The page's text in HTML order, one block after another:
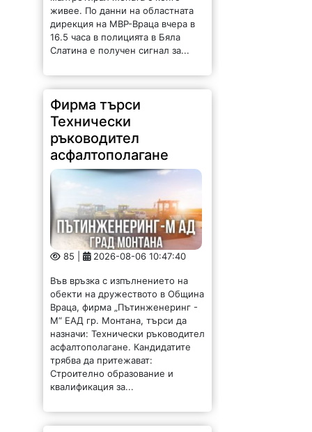
живее. По данни на областната
дирекция на МВР-Враца вчера в
16.5 часа в полицията в Бяла
Слатина е получен сигнал за...
Фирма търси
Технически
ръководител
асфалтополагане
85 | 2026-08-06 10:47:40
Във връзка с изпълнението на
обекти на дружеството в Община
Враца, фирма „Пътинженеринг -
М“ ЕАД гр. Монтана, търси да
назначи: Технически ръководител
асфалтополагане. Кандидатите
трябва да притежават:
Строително образование и
квалификация за...